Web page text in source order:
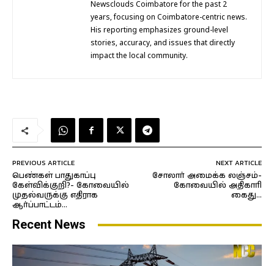
Newsclouds Coimbatore for the past 2
years, focusing on Coimbatore-centric news.
His reporting emphasizes ground-level
stories, accuracy, and issues that directly
impact the local community.
PREVIOUS ARTICLE
பெண்கள் பாதுகாப்பு
கேள்விக்குறி?- கோவையில்
முதல்வருக்கு எதிராக
ஆர்ப்பாட்டம்…
NEXT ARTICLE
சோலார் அமைக்க லஞ்சம்-
கோவையில் அதிகாரி
கைது…
Recent News